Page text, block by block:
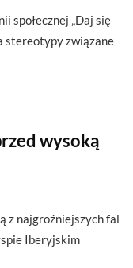
społecznej „Daj się
stereotypy związane
wysoką
z najgroźniejszych fal
Iberyjskim